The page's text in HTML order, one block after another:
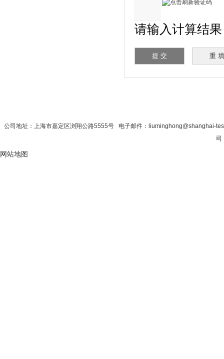
请输入计算结果（
公司地址：上海市嘉定区浏翔公路5555号 电子邮件：liuminghong@shanghai-
司
网站地图